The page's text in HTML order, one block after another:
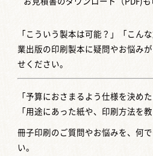
「こういう製本は可能？」「こん
業出版の印刷製本に疑問やお悩み
せください。
「予算におさまるよう仕様を決めた
「用途にあった紙や、印刷方法を教
冊子印刷のご質問やお悩みを、何
い。